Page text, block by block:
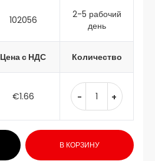
102056
2-5 рабочий
день
Цена с НДС Количество
€1.66 - +
В КОРЗИНУ